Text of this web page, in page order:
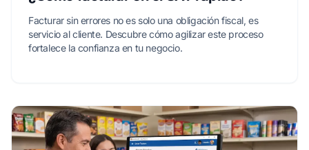
Facturar sin errores no es solo una obligación fiscal, es
servicio al cliente. Descubre cómo agilizar este proceso
fortalece la confianza en tu negocio.